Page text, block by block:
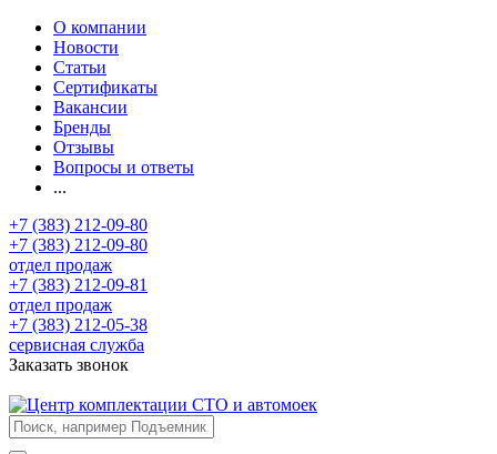
О компании
Новости
Статьи
Сертификаты
Вакансии
Бренды
Отзывы
Вопросы и ответы
...
+7 (383) 212-09-80
+7 (383) 212-09-80
отдел продаж
+7 (383) 212-09-81
отдел продаж
+7 (383) 212-05-38
сервисная служба
Заказать звонок